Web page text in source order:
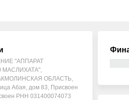
"АППАРАТ
АКМОЛИНСКАЯ ОБЛАСТЬ,
Абая, дом 83, Присвоен
РНН 031400074073